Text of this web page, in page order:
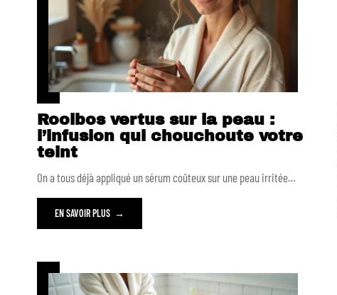
Rooibos vertus sur la peau :
l’infusion qui chouchoute votre
teint
On a tous déjà appliqué un sérum coûteux sur une peau irritée…
EN SAVOIR PLUS